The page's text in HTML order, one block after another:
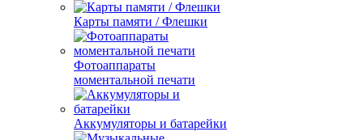
Карты памяти / Флешки
Фотоаппараты
моментальной печати
Аккумуляторы и батарейки